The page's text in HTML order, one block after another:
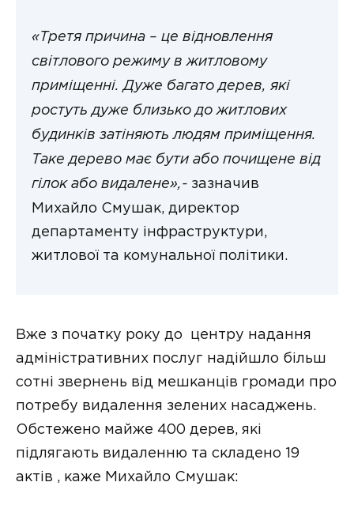
«Третя причина – це відновлення
світлового режиму в житловому
приміщенні. Дуже багато дерев, які
ростуть дуже близько до житлових
будинків затіняють людям приміщення.
Таке дерево має бути або почищене від
гілок або видалене»,- зазначив
Михайло Смушак, директор
департаменту інфраструктури,
житлової та комунальної політики.
Вже з початку року до центру надання
адміністративних послуг надійшло більш
сотні звернень від мешканців громади про
потребу видалення зелених насаджень.
Обстежено майже 400 дерев, які
підлягають видаленню та складено 19
актів , каже Михайло Смушак: